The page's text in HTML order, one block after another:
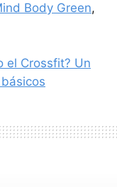
Body Green,
el Crossfit? Un